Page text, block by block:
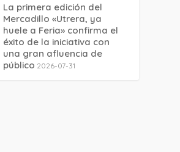
La primera edición del
Mercadillo «Utrera, ya
huele a Feria» confirma el
éxito de la iniciativa con
una gran afluencia de
público 2026-07-31